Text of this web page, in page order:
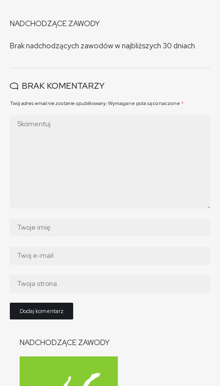
NADCHODZĄCE ZAWODY
Brak nadchodzących zawodów w najbliższych 30 dniach.
BRAK KOMENTARZY
Twój adres email nie zostanie opublikowany. Wymagane pola są oznaczone *
NADCHODZĄCE ZAWODY